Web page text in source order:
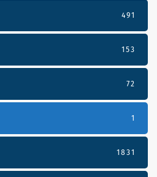
491
153
72
1
1831